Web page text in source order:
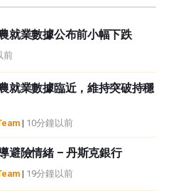
官方政策或立場。作者不對本頁連結的
本文時，作者在本文中提到的任何股票
何公司有業務關係。除了FXStreet，作
作者對該資訊的準確性、完整性或適用
承擔任何錯誤，遺漏或任何損失，傷害
。錯誤和遺漏除外。本文作者和
無意提供任何投資建議。
就業數據公布前小幅下跌
前
就業數據臨近，維持突破持穩
| 10分鐘以前
避險情緒 – 丹斯克銀行
| 19分鐘以前